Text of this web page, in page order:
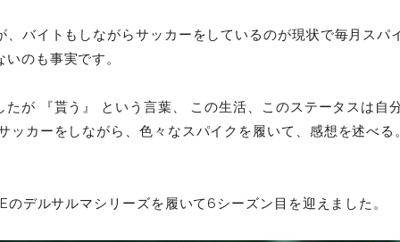
、バイトもしながらサッカーをしているのが現状で毎月スパ
のも事実です。
たが 『貰う』 という言葉、 この生活、このステータスは自
ッカーをしながら、色々なスパイクを履いて、感想を述べ
のデルサルマシリーズを履いて6シーズン目を迎えました。